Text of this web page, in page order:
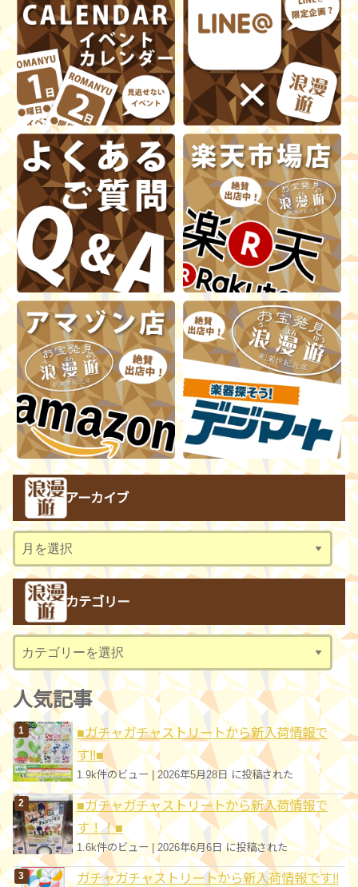
アーカイブ
ー
イ
ブ
カテゴリー
テ
ゴ
リ
ー
人気記事
■ガチャガチャストリートから新入荷情報で
す!!■
1.9k件のビュー |2026年5月28日 に投稿された
■ガチャガチャストリートから新入荷情報で
す！！■
1.6k件のビュー |2026年6月6日 に投稿された
ガチャガチャストリートから新入荷情報です!!